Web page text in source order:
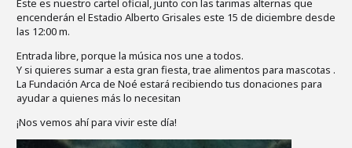
Este es nuestro cartel oficial, junto con las tarimas alternas que
encenderán el Estadio Alberto Grisales este 15 de diciembre desde
las 12:00 m.
Entrada libre, porque la música nos une a todos.
Y si quieres sumar a esta gran fiesta, trae alimentos para mascotas .
La Fundación Arca de Noé estará recibiendo tus donaciones para
ayudar a quienes más lo necesitan
¡Nos vemos ahí para vivir este día!